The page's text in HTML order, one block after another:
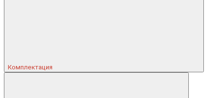
Комплектация